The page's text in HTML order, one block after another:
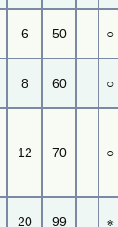
6 50 ○
8 60 ○
12 70 ○
20 99 ※